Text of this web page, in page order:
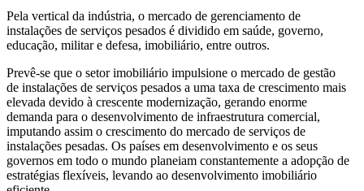
Pela vertical da indústria, o mercado de gerenciamento de
instalações de serviços pesados ​​é dividido em saúde, governo,
educação, militar e defesa, imobiliário, entre outros.
Prevê-se que o setor imobiliário impulsione o mercado de gestão
de instalações de serviços pesados ​​a uma taxa de crescimento mais
elevada devido à crescente modernização, gerando enorme
demanda para o desenvolvimento de infraestrutura comercial,
imputando assim o crescimento do mercado de serviços de
instalações pesadas. Os países em desenvolvimento e os seus
governos em todo o mundo planeiam constantemente a adopção de
estratégias flexíveis, levando ao desenvolvimento imobiliário